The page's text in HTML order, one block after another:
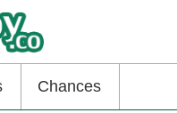
Chances